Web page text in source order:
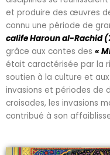
et produire des œuvres
connu une période de
calife Haroun al-Rachid
grâce aux contes des «
était caractérisée par la
soutien à la culture et
invasions et périodes de
croisades, les invasions
contribué à son